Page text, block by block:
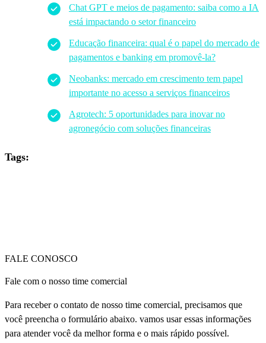
Chat GPT e meios de pagamento: saiba como a IA
está impactando o setor financeiro
Educação financeira: qual é o papel do mercado de
pagamentos e banking em promovê-la?
Neobanks: mercado em crescimento tem papel
importante no acesso a serviços financeiros
Agrotech: 5 oportunidades para inovar no
agronegócio com soluções financeiras
Tags:
FALE CONOSCO
Fale com o nosso time comercial
Para receber o contato de nosso time comercial, precisamos que
você preencha o formulário abaixo. vamos usar essas informações
para atender você da melhor forma e o mais rápido possível.